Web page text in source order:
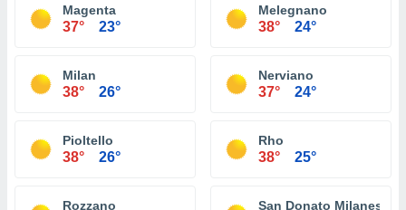
Magenta
37° 23°
Melegnano
38° 24°
Milan
38° 26°
Nerviano
37° 24°
Pioltello
38° 26°
Rho
38° 25°
Rozzano San Donato Milanese